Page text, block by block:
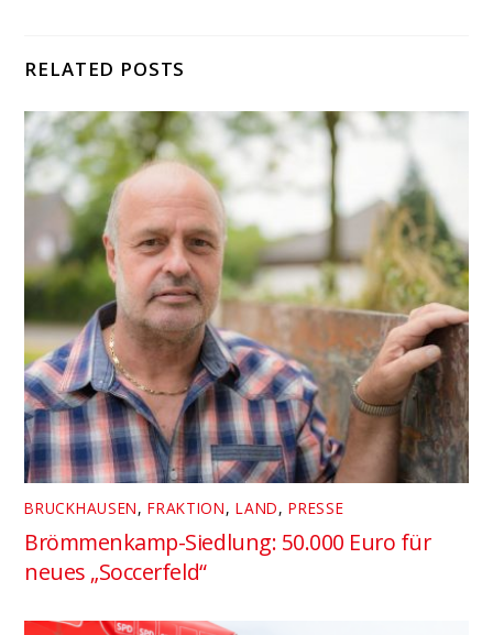
RELATED POSTS
BRUCKHAUSEN,FRAKTION,LAND,PRESSE
Brömmenkamp-Siedlung: 50.000 Euro für
neues „Soccerfeld“